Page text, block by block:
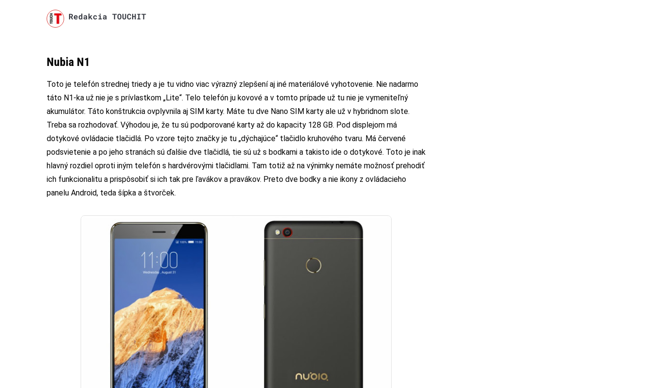
Redakcia TOUCHIT
Nubia N1
Toto je telefón strednej triedy a je tu vidno viac výrazný zlepšení aj iné materiálové vyhotovenie. Nie nadarmo
táto N1-ka už nie je s prívlastkom „Lite“. Telo telefón ju kovové a v tomto prípade už tu nie je vymeniteľný
akumulátor. Táto konštrukcia ovplyvnila aj SIM karty. Máte tu dve Nano SIM karty ale už v hybridnom slote.
Treba sa rozhodovať. Výhodou je, že tu sú podporované karty až do kapacity 128 GB. Pod displejom má
dotykové ovládacie tlačidlá. Po vzore tejto značky je tu „dýchajúce“ tlačidlo kruhového tvaru. Má červené
podsvietenie a po jeho stranách sú ďalšie dve tlačidlá, tie sú už s bodkami a takisto ide o dotykové. Toto je inak
hlavný rozdiel oproti iným telefón s hardvérovými tlačidlami. Tam totiž až na výnimky nemáte možnosť prehodiť
ich funkcionalitu a prispôsobiť si ich tak pre ľavákov a pravákov. Preto dve bodky a nie ikony z ovládacieho
panelu Android, teda šípka a štvorček.